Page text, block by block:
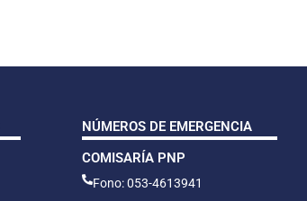
NÚMEROS DE EMERGENCIA
COMISARÍA PNP
Fono: 053-4613941